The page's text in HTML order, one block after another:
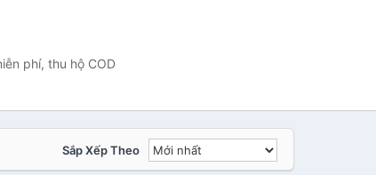
phí, thu hộ COD
Sắp Xếp Theo